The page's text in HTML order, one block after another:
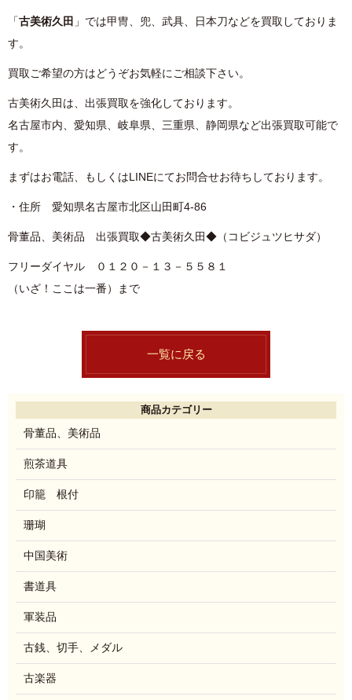
「古美術久田 」では甲冑、兜、武具、日本刀などを買取しておりま
す。
買取ご希望の方はどうぞお気軽にご相談下さい。
古美術久田は、出張買取を強化しております。
名古屋市内、愛知県、岐阜県、三重県、静岡県など出張買取可能で
す。
まずはお電話、もしくはLINEにてお問合せお待ちしております。
・住所 愛知県名古屋市北区山田町4-86
骨董品、美術品 出張買取◆古美術久田◆（コビジュツヒサダ）
フリーダイヤル ０１２０－１３－５５８１
（いざ！ここは一番）まで
一覧に戻る
商品カテゴリー
骨董品、美術品
煎茶道具
印籠 根付
珊瑚
中国美術
書道具
軍装品
古銭、切手、メダル
古楽器